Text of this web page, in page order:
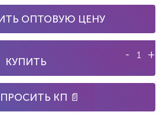
ОПТОВУЮ ЦЕНУ
КУПИТЬ
- +
КП 📄